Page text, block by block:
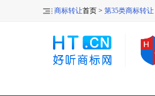
商标转让首页 > 第35类商标转让